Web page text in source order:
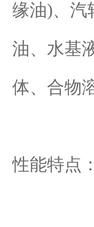
缘油)、汽
油、水基
体、合物
性能特点